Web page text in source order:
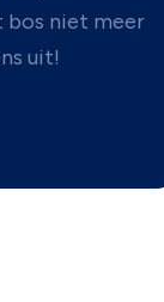
bos niet meer
uit!